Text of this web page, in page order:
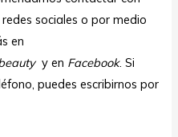
sociales o por medio
en
y en Facebook. Si
puedes escribirnos por